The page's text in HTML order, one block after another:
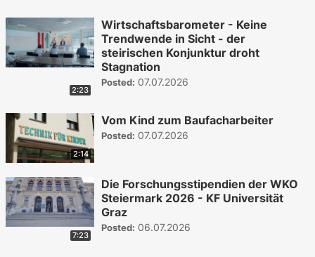
2:23
Wirtschaftsbarometer - Keine
Trendwende in Sicht - der
steirischen Konjunktur droht
Stagnation
Posted: 07.07.2026
2:14
Vom Kind zum Baufacharbeiter
Posted: 07.07.2026
7:23
Die Forschungsstipendien der WKO
Steiermark 2026 - KF Universität
Graz
Posted: 06.07.2026